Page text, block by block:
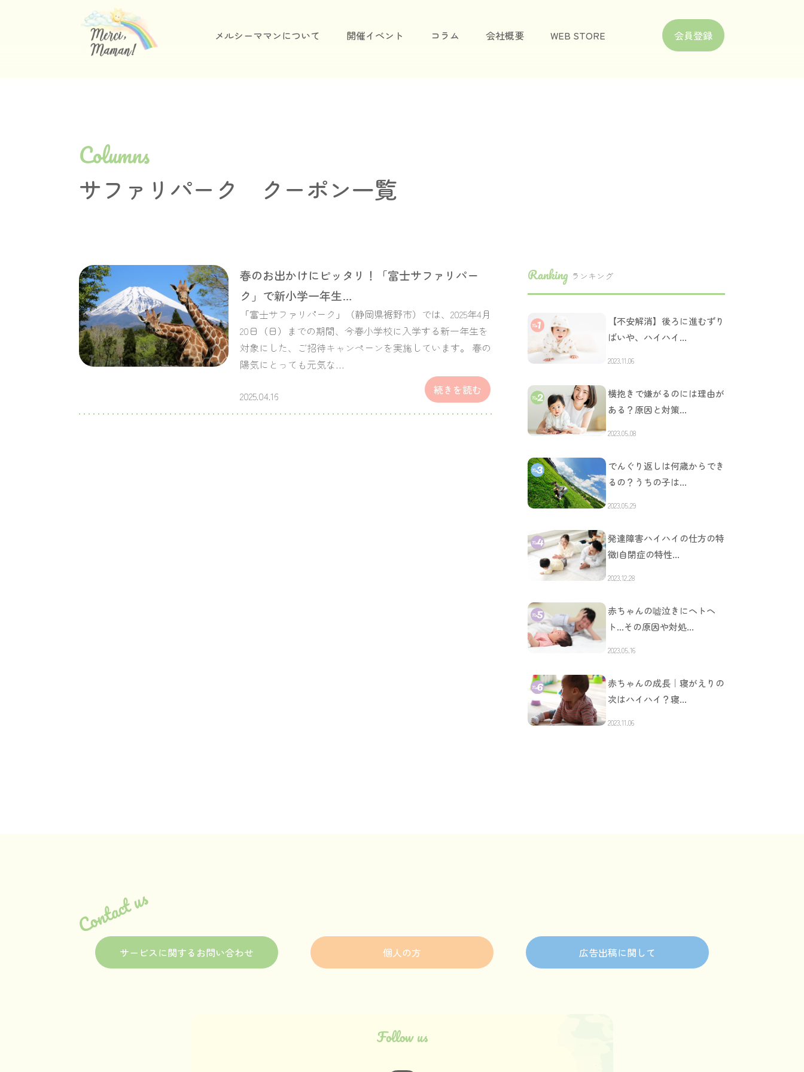
メルシーママンについて 開催イベント コラム 会社概要 WEB STORE 会員登録
Columns
サファリパーク クーポン一覧
春のお出かけにピッタリ！「富士サファリパー
ク」で新小学一年生…
「富士サファリパーク」（静岡県裾野市）では、2025年4月
20日（日）までの期間、今春小学校に入学する新一年生を
対象にした、ご招待キャンペーンを実施しています。 春の
陽気にとっても元気な…
2025.04.16 続きを読む
Ranking ランキング
【不安解消】後ろに進むずり
ばいや、ハイハイ…
2023.11.06
横抱きで嫌がるのには理由が
ある？原因と対策…
2023.05.08
でんぐり返しは何歳からでき
るの？うちの子は…
2023.05.29
発達障害ハイハイの仕方の特
徴|自閉症の特性…
2023.12.28
赤ちゃんの嘘泣きにヘトヘ
ト…その原因や対処…
2023.05.16
赤ちゃんの成長｜寝がえりの
次はハイハイ？寝…
2023.11.06
Contact us
サービスに関するお問い合わせ 個人の方 広告出稿に関して
Follow us